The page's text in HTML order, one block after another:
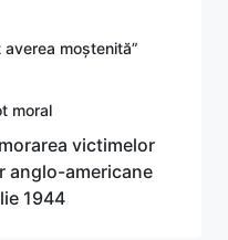
moștenită”
moral
victimelor
anglo-americane
1944